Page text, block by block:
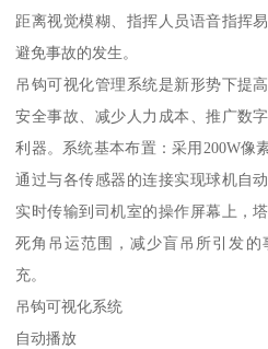
距离视觉模糊、指挥人员语音指挥
避免事故的发生。
吊钩可视化管理系统是新形势下提
安全事故、减少人力成本、推广数
利器。系统基本布置：采用200W像
通过与各传感器的连接实现球机自
实时传输到司机室的操作屏幕上，
死角吊运范围，减少盲吊所引发
充。
吊钩可视化系统
自动播放